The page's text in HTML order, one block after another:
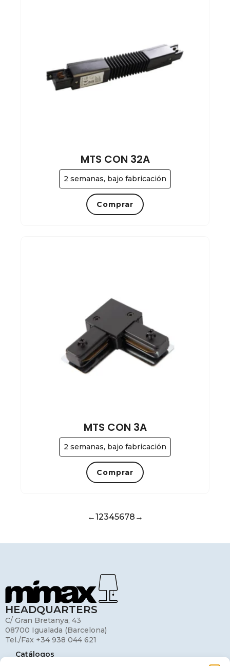
2 semanas, bajo fabricación
MTS CON 32A
Comprar
2 semanas, bajo fabricación
MTS CON 3A
Comprar
←12345678 →
HEADQUARTERS
C/ Gran Bretanya, 43
08700 Igualada (Barcelona)
Tel./Fax +34 938 044 621
Catálogos